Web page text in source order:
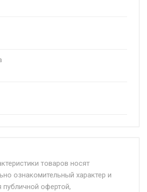
Московской области.
осуществляется собственным и
товаров носят
ознакомительный характер и
публичной офертой,